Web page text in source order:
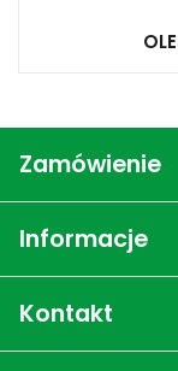
Zamówienie
Informacje
Kontakt